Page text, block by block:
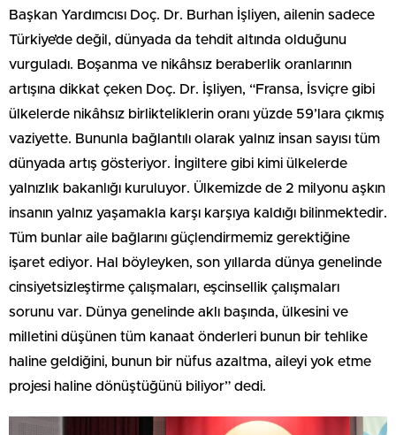
Başkan Yardımcısı Doç. Dr. Burhan İşliyen, ailenin sadece
Türkiye’de değil, dünyada da tehdit altında olduğunu
vurguladı. Boşanma ve nikâhsız beraberlik oranlarının
artışına dikkat çeken Doç. Dr. İşliyen, “Fransa, İsviçre gibi
ülkelerde nikâhsız birlikteliklerin oranı yüzde 59’lara çıkmış
vaziyette. Bununla bağlantılı olarak yalnız insan sayısı tüm
dünyada artış gösteriyor. İngiltere gibi kimi ülkelerde
yalnızlık bakanlığı kuruluyor. Ülkemizde de 2 milyonu aşkın
insanın yalnız yaşamakla karşı karşıya kaldığı bilinmektedir.
Tüm bunlar aile bağlarını güçlendirmemiz gerektiğine
işaret ediyor. Hal böyleyken, son yıllarda dünya genelinde
cinsiyetsizleştirme çalışmaları, eşcinsellik çalışmaları
sorunu var. Dünya genelinde aklı başında, ülkesini ve
milletini düşünen tüm kanaat önderleri bunun bir tehlike
haline geldiğini, bunun bir nüfus azaltma, aileyi yok etme
projesi haline dönüştüğünü biliyor” dedi.